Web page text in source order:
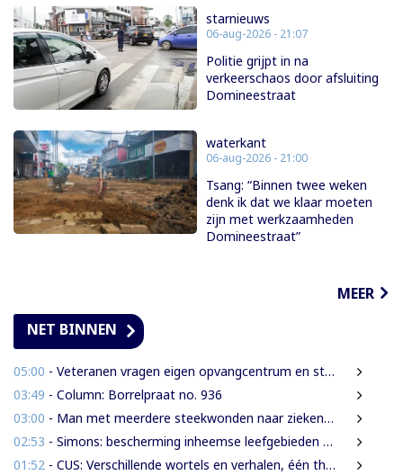
starnieuws
06-aug-2026 - 21:07
Politie grijpt in na
verkeerschaos door afsluiting
Domineestraat
waterkant
06-aug-2026 - 21:00
Tsang: “Binnen twee weken
denk ik dat we klaar moeten
zijn met werkzaamheden
Domineestraat”
MEER
NET BINNEN
05:00 - Veteranen vragen eigen opvangcentrum en structurele steun: ‘Vandaag militair, morgen veteraan’
03:49 - Column: Borrelpraat no. 936
03:00 - Man met meerdere steekwonden naar ziekenhuis na ruzie bij discotheek
02:53 - Simons: bescherming inheemse leefgebieden en cultuur van nationaal belang
01:52 - CUS: Verschillende wortels en verhalen, één thuis